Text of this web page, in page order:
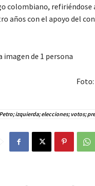
colombiano, refiriéndose
años con el apoyo del
izquierda; elecciones; votos;